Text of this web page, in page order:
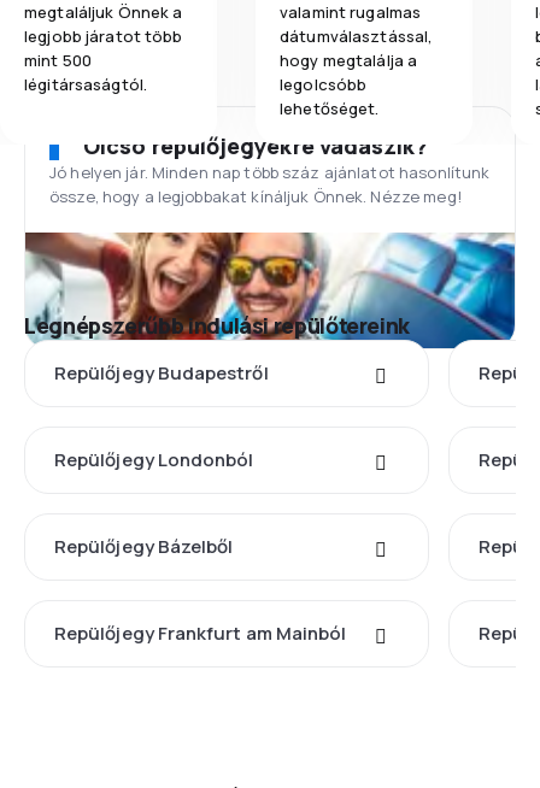
megtaláljuk Önnek a
legjobb járatot több
mint 500
légitársaságtól.
valamint rugalmas
dátumválasztással,
hogy megtalálja a
legolcsóbb
lehetőséget.
Olcsó repülőjegyekre vadászik?
Jó helyen jár. Minden nap több száz ajánlatot hasonlítunk
össze, hogy a legjobbakat kínáljuk Önnek. Nézze meg!
Legnépszerűbb indulási repülőtereink
Repülőjegy Budapestről
Repülőjegy Londonból
Repülőjegy Bázelből
Repülőjegy Frankfurt am Mainból